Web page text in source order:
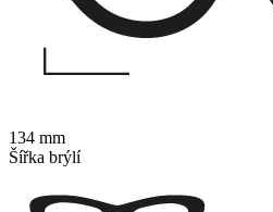
134 mm
Šířka brýlí